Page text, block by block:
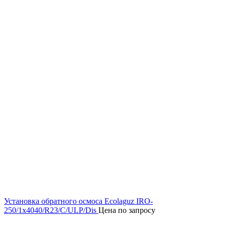
Установка обратного осмоса Ecolaguz IRO-
250/1x4040/R23/C/ULP/Dis Цена по запросу